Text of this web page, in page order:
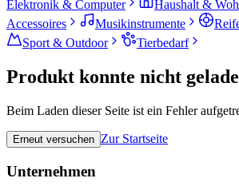
Elektronik & Computer
Haushalt &
Accessoires
Musikinstrumente
Sport & Outdoor
Tierbedarf
Produkt konnte nicht
Beim Laden dieser Seite ist ein Fehler
Erneut versuchen Zur Startseite
Unternehmen